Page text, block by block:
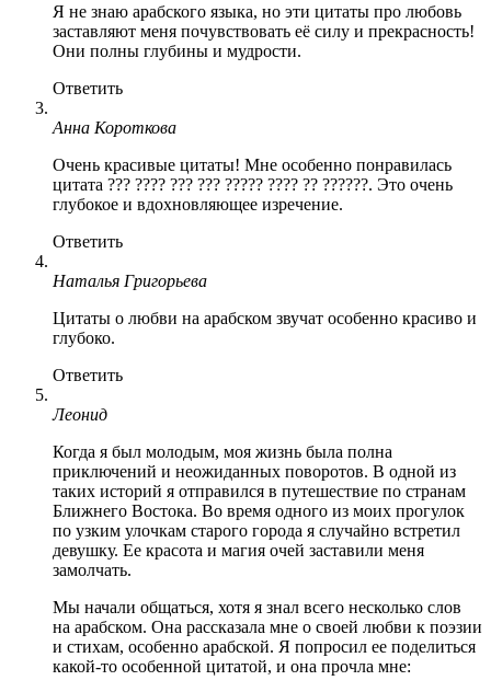
Я не знаю арабского языка, но эти цитаты про любовь
заставляют меня почувствовать её силу и прекрасность!
Они полны глубины и мудрости.
Ответить
Анна Короткова
Очень красивые цитаты! Мне особенно понравилась
цитата ??? ???? ??? ??? ????? ???? ?? ??????. Это очень
глубокое и вдохновляющее изречение.
Ответить
Наталья Григорьева
Цитаты о любви на арабском звучат особенно красиво и
глубоко.
Ответить
Леонид
Когда я был молодым, моя жизнь была полна
приключений и неожиданных поворотов. В одной из
таких историй я отправился в путешествие по странам
Ближнего Востока. Во время одного из моих прогулок
по узким улочкам старого города я случайно встретил
девушку. Ее красота и магия очей заставили меня
замолчать.
Мы начали общаться, хотя я знал всего несколько слов
на арабском. Она рассказала мне о своей любви к поэзии
и стихам, особенно арабской. Я попросил ее поделиться
какой-то особенной цитатой, и она прочла мне: